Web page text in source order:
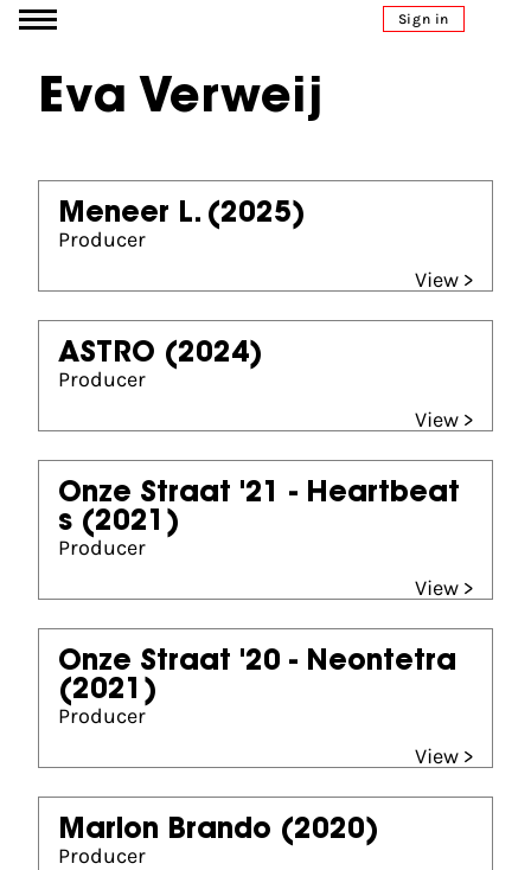
Go to content Sign in
Eva Verweij
Meneer L. (2025)
Producer
View >
ASTRO (2024)
Producer
View >
Onze Straat '21 - Heartbeat
s (2021)
Producer
View >
Onze Straat '20 - Neontetra
(2021)
Producer
View >
Marlon Brando (2020)
Producer